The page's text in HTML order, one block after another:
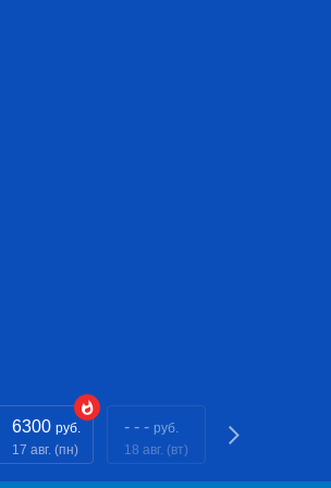
6300 руб.
17 авг. (пн)
- - - руб.
18 авг. (вт)